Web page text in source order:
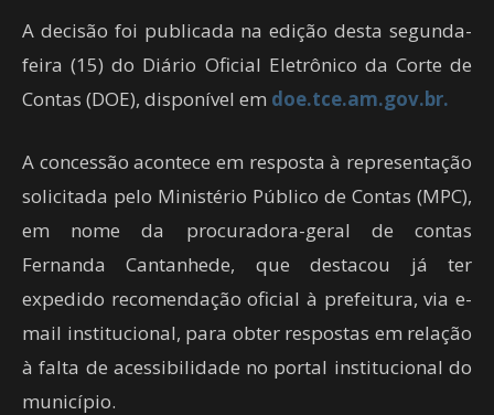
A decisão foi publicada na edição desta segunda-
feira (15) do Diário Oficial Eletrônico da Corte de
Contas (DOE), disponível em doe.tce.am.gov.br.
A concessão acontece em resposta à representação
solicitada pelo Ministério Público de Contas (MPC),
em nome da procuradora-geral de contas
Fernanda Cantanhede, que destacou já ter
expedido recomendação oficial à prefeitura, via e-
mail institucional, para obter respostas em relação
à falta de acessibilidade no portal institucional do
município.